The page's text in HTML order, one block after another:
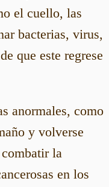
el cuello, las
bacterias, virus,
que este regrese
anormales, como
y volverse
la
en los